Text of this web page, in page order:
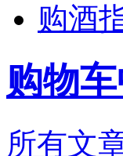
购酒
购物
所有文